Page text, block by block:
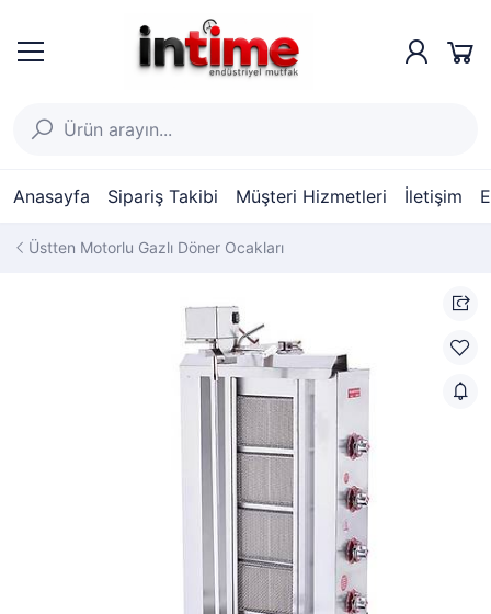
Anasayfa Sipariş Takibi Müşteri Hizmetleri İletişim
Üstten Motorlu Gazlı Döner Ocakları